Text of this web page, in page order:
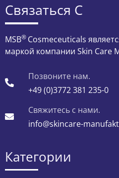
Связаться С
MSB® Cosmeceuticals
маркой компании Skin Care
Позвоните нам.
+49 (0)3772 381 235-0
Свяжитесь с нами.
info@skincare-
Категории